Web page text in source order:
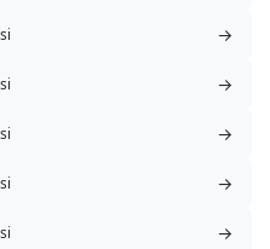
→
→
→
→
→